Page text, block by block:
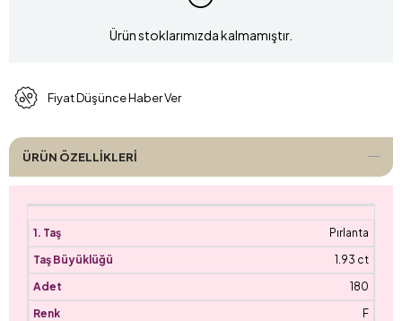
Ürün stoklarımızda kalmamıştır.
Fiyat Düşünce Haber Ver
ÜRÜN ÖZELLIKLERI
Pırlanta
1.93 ct
180
F